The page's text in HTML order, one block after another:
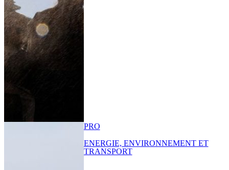
PRO
ENERGIE, ENVIRONNEMENT ET
TRANSPORT